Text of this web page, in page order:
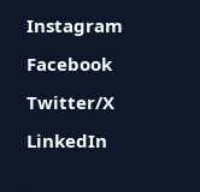
Instagram
Facebook
Twitter/X
LinkedIn